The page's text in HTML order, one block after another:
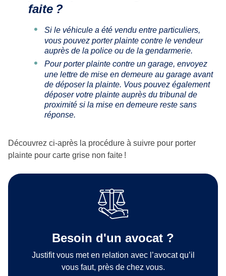
faite ?
Si le véhicule a été vendu entre particuliers,
vous pouvez porter plainte contre le vendeur
auprès de la police ou de la gendarmerie.
Pour porter plainte contre un garage, envoyez
une lettre de mise en demeure au garage avant
de déposer la plainte. Vous pouvez également
déposer votre plainte auprès du tribunal de
proximité si la mise en demeure reste sans
réponse.
Découvrez ci-après la procédure à suivre pour porter
plainte pour carte grise non faite !
Besoin d'un avocat ?
Justifit vous met en relation avec l’avocat qu’il
vous faut, près de chez vous.